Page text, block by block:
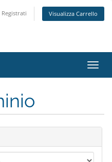
Registrati Visualizza Carrello